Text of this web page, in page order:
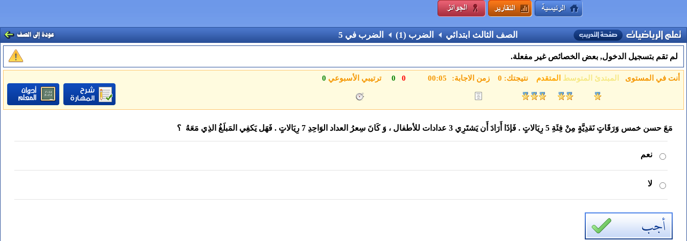
الصف الثالث ابتدائي الضرب (1) الضرب في 5
لم تقم بتسجيل الدخول, بعض الخصائص غير مفعلة.
أنت في المستوى المبتدئ المتوسط المتقدم نتيجتك: 0 زمن الاجابة: 0
0 ترتيبي الأسبوعي 0
مَعَ حسن خمس وَرَقَاتٍ نَقدِيَّةٍ مِنْ فِئَةِ 5 رِيَالاتٍ . فَإذَا أَرَادَ أَن يَشتَرِي 3 عدادات للأطفال ، وَ كَانَ سِعرُ العداد الوَاحِدِ 7 رِيَالاتٍ . فَهَل يَكفِي المَبلَغُ الذِي مَعَهُ ؟
نعم
لا